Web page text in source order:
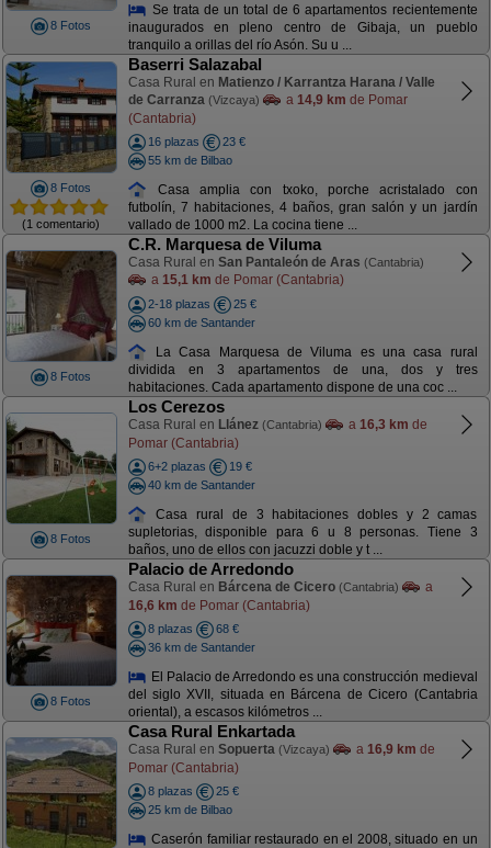
8 Fotos
Se trata de un total de 6 apartamentos recientemente
inaugurados en pleno centro de Gibaja, un pueblo
tranquilo a orillas del río Asón. Su u ...
8 Fotos
(1 comentario)
Baserri Salazabal
Casa Rural en Matienzo / Karrantza Harana / Valle
de Carranza (Vizcaya) a 14,9 km de Pomar
(Cantabria)
16 plazas
23 €
55 km de Bilbao
Casa amplia con txoko, porche acristalado con
futbolín, 7 habitaciones, 4 baños, gran salón y un jardín
vallado de 1000 m2. La cocina tiene ...
8 Fotos
C.R. Marquesa de Viluma
Casa Rural en San Pantaleón de Aras (Cantabria)
a 15,1 km de Pomar (Cantabria)
2-18 plazas
25 €
60 km de Santander
La Casa Marquesa de Viluma es una casa rural
dividida en 3 apartamentos de una, dos y tres
habitaciones. Cada apartamento dispone de una coc ...
8 Fotos
Los Cerezos
Casa Rural en Llánez (Cantabria) a 16,3 km de
Pomar (Cantabria)
6+2 plazas
19 €
40 km de Santander
Casa rural de 3 habitaciones dobles y 2 camas
supletorias, disponible para 6 u 8 personas. Tiene 3
baños, uno de ellos con jacuzzi doble y t ...
8 Fotos
Palacio de Arredondo
Casa Rural en Bárcena de Cicero (Cantabria)
a
16,6 km de Pomar (Cantabria)
8 plazas
68 €
36 km de Santander
El Palacio de Arredondo es una construcción medieval
del siglo XVII, situada en Bárcena de Cicero (Cantabria
oriental), a escasos kilómetros ...
Casa Rural Enkartada
Casa Rural en Sopuerta (Vizcaya) a 16,9 km de
Pomar (Cantabria)
8 plazas
25 €
25 km de Bilbao
Caserón familiar restaurado en el 2008, situado en un